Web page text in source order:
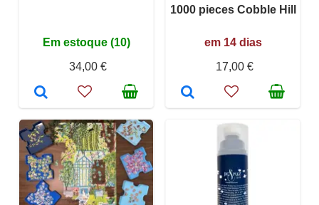
Em estoque (10)
34,00 €
1000 pieces Cobble Hill
em 14 dias
17,00 €